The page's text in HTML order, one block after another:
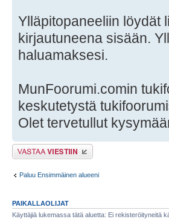
Ylläpitopaneeliin löydät
kirjautuneena sisään.
haluamaksesi.
MunFoorumi.comin
keskutetystä
Olet tervetullut
Lähetä vastaus
Paluu Ensimmäinen alueeni
PAIKALLAOLIJAT
Käyttäjiä lukemassa tätä aluetta: Ei rekisteröityneitä